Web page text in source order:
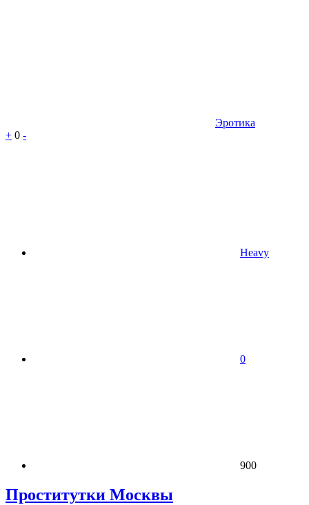
Эротика
+ 0 -
Heavy
0
900
Проститутки Москвы